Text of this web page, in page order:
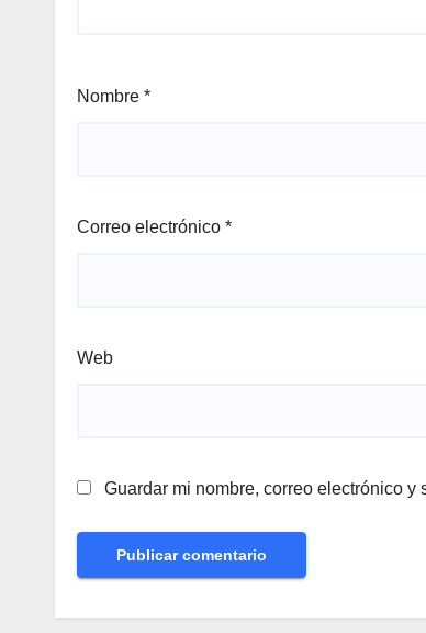
Nombre *
Correo electrónico *
Web
Guardar mi nombre, correo electrónico